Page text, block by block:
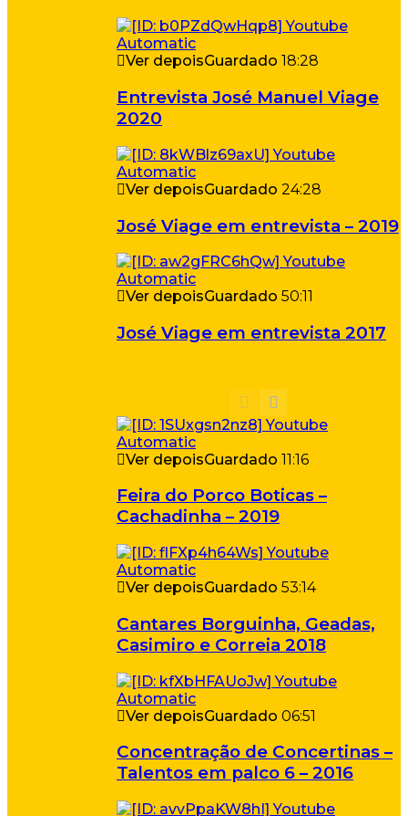
Ver depoisGuardado 18:28
Entrevista José Manuel Viage
2020
Ver depoisGuardado 24:28
José Viage em entrevista – 2019
Ver depoisGuardado 50:11
José Viage em entrevista 2017
Ver depoisGuardado 11:16
Feira do Porco Boticas –
Cachadinha – 2019
Ver depoisGuardado 53:14
Cantares Borguinha, Geadas,
Casimiro e Correia 2018
Ver depoisGuardado 06:51
Concentração de Concertinas –
Talentos em palco 6 – 2016